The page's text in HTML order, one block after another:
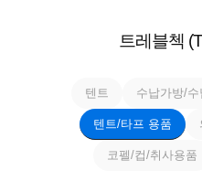
트레블첵
텐트 수납가방/수
텐트/타프 용품
코펠/컵/취사용품